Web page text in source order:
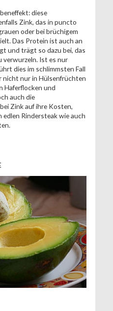
diese
Zink, das in puncto
oder bei brüchigem
Das Protein ist auch an
und trägt so dazu bei, das
verwurzeln. Ist es nur
dies im schlimmsten Fall
nicht nur in Hülsenfrüchten
Haferflocken und
auch die
Zink auf ihre Kosten,
edlen Rindersteak wie auch